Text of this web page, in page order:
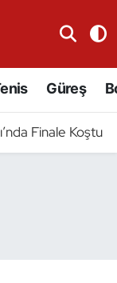
Güreş
Finale Koştu